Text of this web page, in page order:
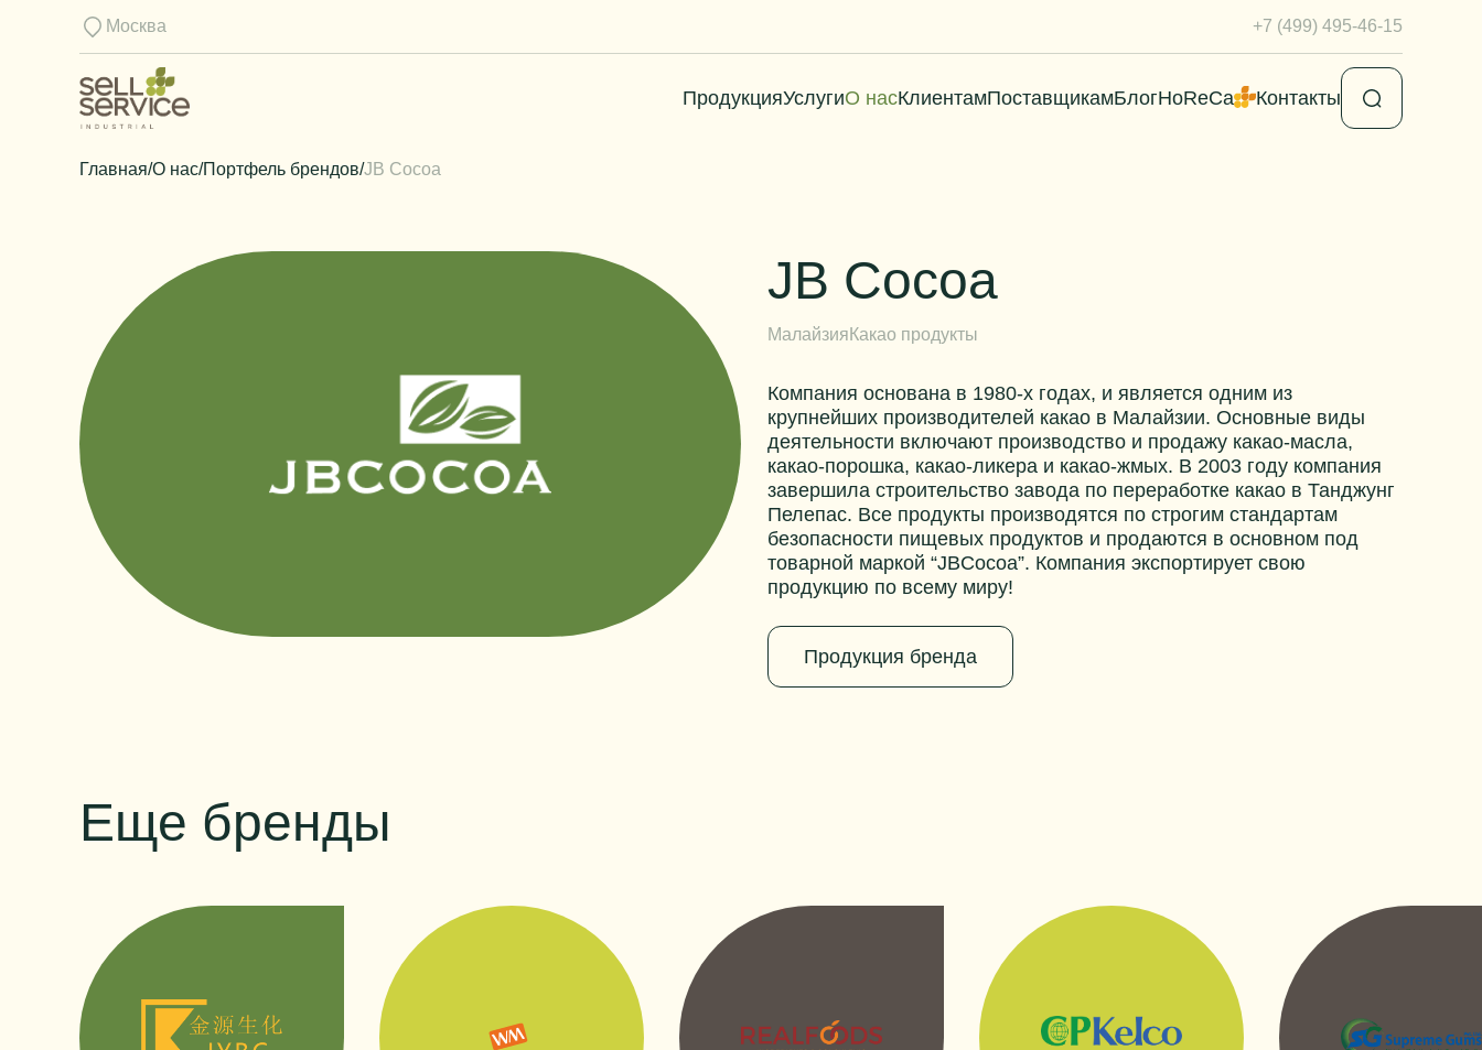
Москва +7 (499) 495-46-15
ПродукцияУслугиО насКлиентамПоставщикамБлогHoReCa Контакты
Главная/О нас/Портфель брендов/JB Cocoa
JB Cocoa
Малайзия Какао продукты
Компания основана в 1980-х годах, и является одним из
крупнейших производителей какао в Малайзии. Основные виды
деятельности включают производство и продажу какао-масла,
какао-порошка, какао-ликера и какао-жмых. В 2003 году компания
завершила строительство завода по переработке какао в Танджунг
Пелепас. Все продукты производятся по строгим стандартам
безопасности пищевых продуктов и продаются в основном под
товарной маркой “JBCocoa”. Компания экспортирует свою
продукцию по всему миру!
Продукция бренда
Еще бренды